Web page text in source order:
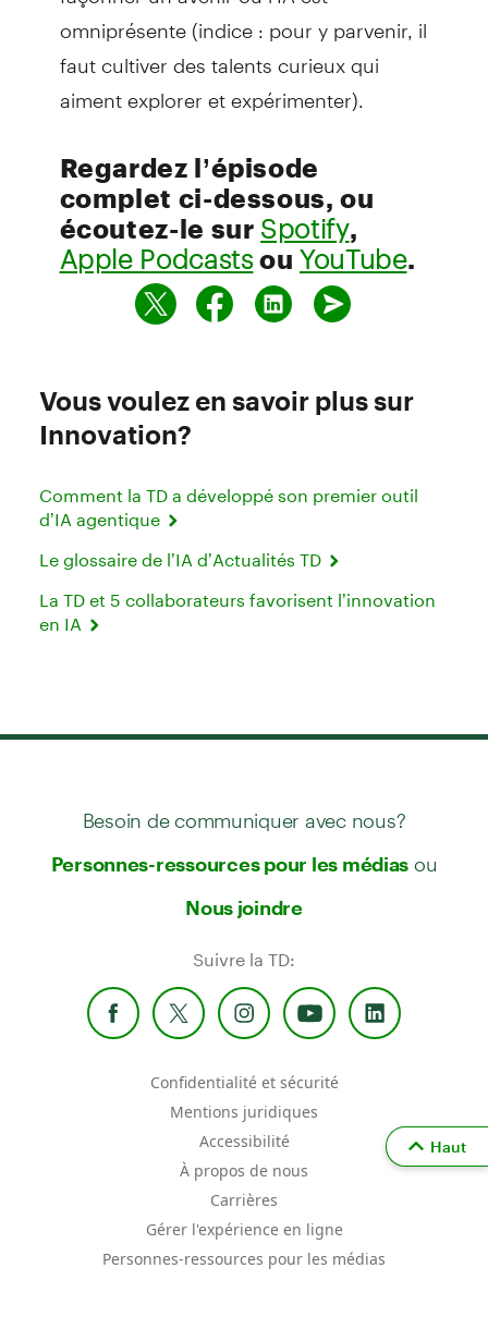
omniprésente (indice : pour y parvenir, il
faut cultiver des talents curieux qui
aiment explorer et expérimenter).
Regardez l’épisode
complet ci-dessous, ou
écoutez-le sur Spotify,
Apple PodcastsouYouTube.
Vous voulez en savoir plus sur
Innovation?
Comment la TD a développé son premier outil
d’IA agentique
Le glossaire de l’IA d’Actualités TD
La TD et 5 collaborateurs favorisent l’innovation
en IA
Besoin de communiquer avec nous?
Personnes-ressources pour les médias ou
Nous joindre
Suivre la TD:
Confidentialité et sécurité
Mentions juridiques
Accessibilité
À propos de nous
Carrières
Gérer l'expérience en ligne
Personnes-ressources pour les médias
Haut